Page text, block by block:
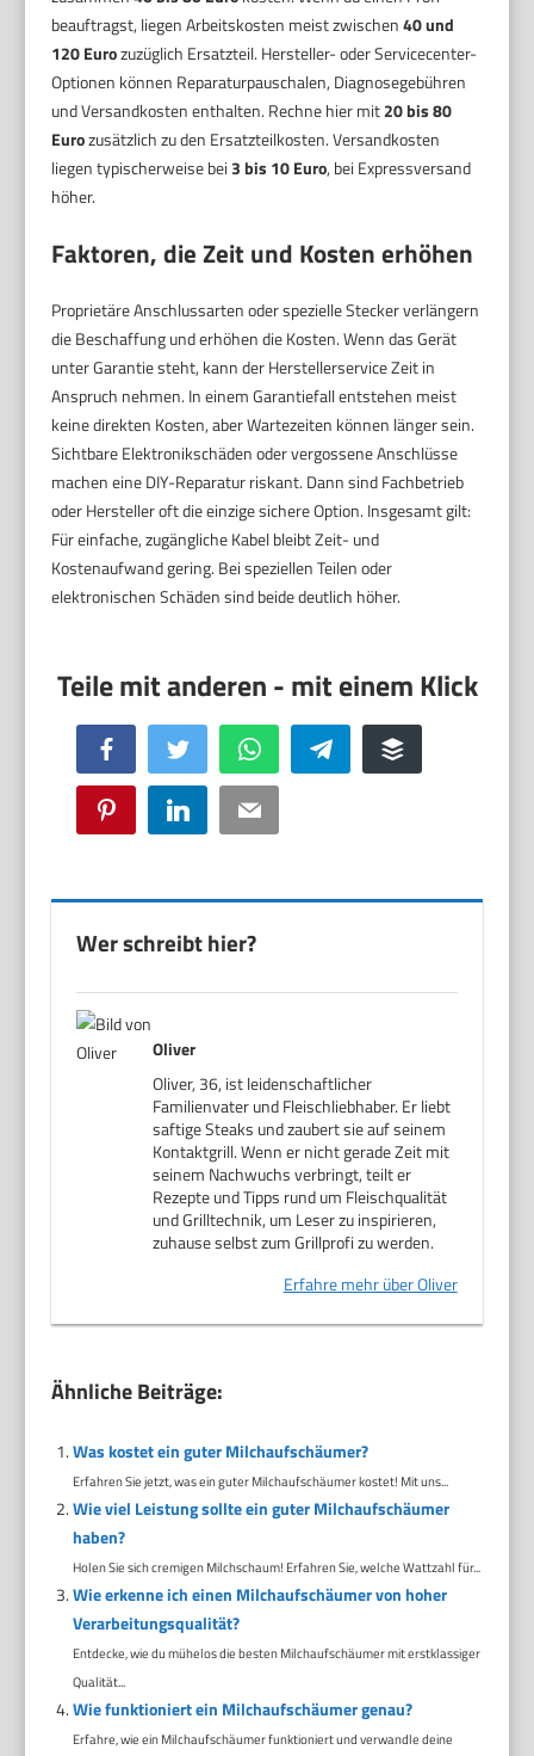
beauftragst, liegen Arbeitskosten meist zwischen40 und
120 Eurozuzüglich Ersatzteil. Hersteller- oder Servicecenter-
Optionen können Reparaturpauschalen, Diagnosegebühren
und Versandkosten enthalten. Rechne hier mit20 bis 80
Eurozusätzlich zu den Ersatzteilkosten. Versandkosten
liegen typischerweise bei3 bis 10 Euro, bei Expressversand
höher.
Faktoren, die Zeit und Kosten erhöhen
Proprietäre Anschlussarten oder spezielle Stecker verlängern
die Beschaffung und erhöhen die Kosten. Wenn das Gerät
unter Garantie steht, kann der Herstellerservice Zeit in
Anspruch nehmen. In einem Garantiefall entstehen meist
keine direkten Kosten, aber Wartezeiten können länger sein.
Sichtbare Elektronikschäden oder vergossene Anschlüsse
machen eine DIY-Reparatur riskant. Dann sind Fachbetrieb
oder Hersteller oft die einzige sichere Option. Insgesamt gilt:
Für einfache, zugängliche Kabel bleibt Zeit- und
Kostenaufwand gering. Bei speziellen Teilen oder
elektronischen Schäden sind beide deutlich höher.
Facebook Twitter WhatsApp Telegram Buffer
Pinterest LinkedIn Email
Wer schreibt hier?
Oliver
Oliver, 36, ist leidenschaftlicher
Familienvater und Fleischliebhaber. Er liebt
saftige Steaks und zaubert sie auf seinem
Kontaktgrill. Wenn er nicht gerade Zeit mit
seinem Nachwuchs verbringt, teilt er
Rezepte und Tipps rund um Fleischqualität
und Grilltechnik, um Leser zu inspirieren,
zuhause selbst zum Grillprofi zu werden.
Erfahre mehr über Oliver
Ähnliche Beiträge:
Was kostet ein guter Milchaufschäumer?
Erfahren Sie jetzt, was ein guter Milchaufschäumer kostet! Mit uns...
Wie viel Leistung sollte ein guter Milchaufschäumer
haben?
Holen Sie sich cremigen Milchschaum! Erfahren Sie, welche Wattzahl für...
Wie erkenne ich einen Milchaufschäumer von hoher
Verarbeitungsqualität?
Entdecke, wie du mühelos die besten Milchaufschäumer mit erstklassiger
Qualität...
Wie funktioniert ein Milchaufschäumer genau?
Erfahre, wie ein Milchaufschäumer funktioniert und verwandle deine